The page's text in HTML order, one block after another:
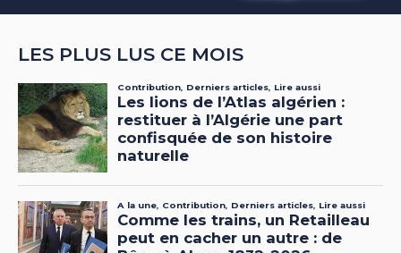
LES PLUS LUS CE MOIS